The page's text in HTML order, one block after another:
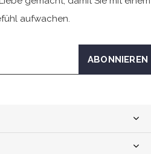
aufwachen.